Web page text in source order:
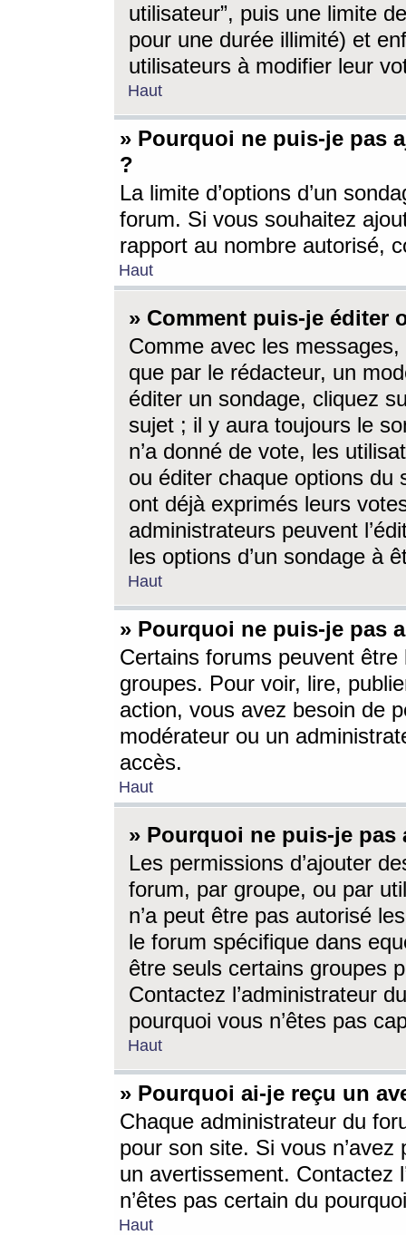
utilisateur”, puis une limite
pour une durée illimité) et
utilisateurs à modifier leur
Haut
» Pourquoi ne puis-je pas
?
La limite d’options d’un
forum. Si vous souhaitez
rapport au nombre autorisé,
Haut
» Comment puis-je éditer
Comme avec les
que par le rédacteur, un
éditer un sondage, cliquez
sujet ; il y aura toujours le
n’a donné de vote, les
ou éditer chaque options du
ont déjà exprimés leurs
administrateurs peuvent
les options d’un sondage à
Haut
» Pourquoi ne puis-je pas
Certains forums peuvent être
groupes. Pour voir, lire,
action, vous avez besoin de
modérateur ou un
accès.
Haut
» Pourquoi ne puis-je
Les permissions d’ajouter
forum, par groupe, ou par
n’a peut être pas autorisé
le forum spécifique dans
être seuls certains groupes
Contactez l’administrateur
pourquoi vous n’êtes pas
Haut
» Pourquoi ai-je reçu un
Chaque administrateur du
pour son site. Si vous
un avertissement. Contactez
n’êtes pas certain du
Haut